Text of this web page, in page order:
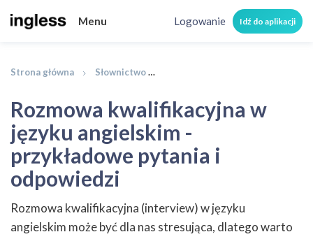
Menu Logowanie Idź do aplikacji
Strona główna Słownictwo
Rozmowa kwalifikacyjna w
języku angielskim -
przykładowe pytania i
odpowiedzi
Rozmowa kwalifikacyjna (interview) w języku
angielskim może być dla nas stresująca, dlatego warto